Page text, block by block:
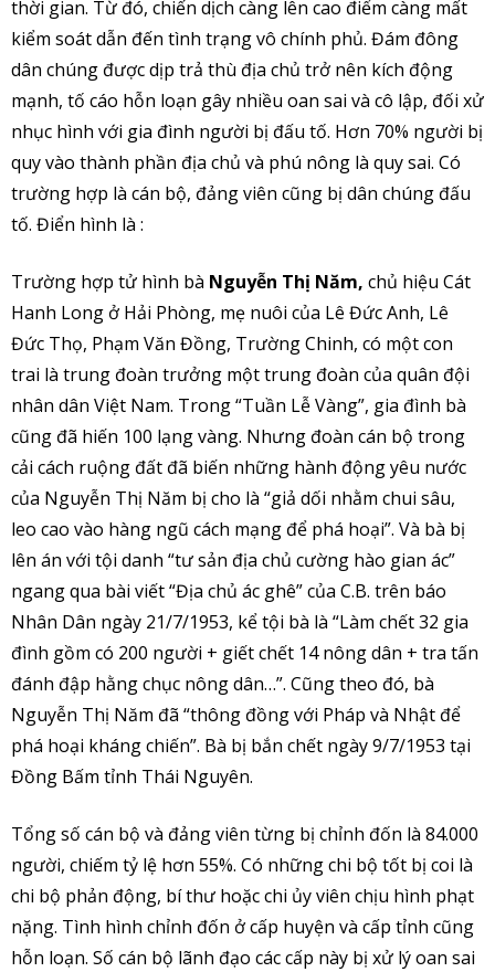
thời gian. Từ đó, chiến dịch càng lên cao điểm càng mất
kiểm soát dẫn đến tình trạng vô chính phủ. Đám đông
dân chúng được dịp trả thù địa chủ trở nên kích động
mạnh, tố cáo hỗn loạn gây nhiều oan sai và cô lập, đối xử
nhục hình với gia đình người bị đấu tố. Hơn 70% người bị
quy vào thành phần địa chủ và phú nông là quy sai. Có
trường hợp là cán bộ, đảng viên cũng bị dân chúng đấu
tố. Điển hình là :
Trường hợp tử hình bà Nguyễn Thị Năm, chủ hiệu Cát
Hanh Long ở Hải Phòng, mẹ nuôi của Lê Đức Anh, Lê
Đức Thọ, Phạm Văn Đồng, Trường Chinh, có một con
trai là trung đoàn trưởng một trung đoàn của quân đội
nhân dân Việt Nam. Trong “Tuần Lễ Vàng”, gia đình bà
cũng đã hiến 100 lạng vàng. Nhưng đoàn cán bộ trong
cải cách ruộng đất đã biến những hành động yêu nước
của Nguyễn Thị Năm bị cho là “giả dối nhằm chui sâu,
leo cao vào hàng ngũ cách mạng để phá hoại”. Và bà bị
lên án với tội danh “tư sản địa chủ cường hào gian ác”
ngang qua bài viết “Địa chủ ác ghê” của C.B. trên báo
Nhân Dân ngày 21/7/1953, kể tội bà là “Làm chết 32 gia
đình gồm có 200 người + giết chết 14 nông dân + tra tấn
đánh đập hằng chục nông dân…”. Cũng theo đó, bà
Nguyễn Thị Năm đã “thông đồng với Pháp và Nhật để
phá hoại kháng chiến”. Bà bị bắn chết ngày 9/7/1953 tại
Đồng Bấm tỉnh Thái Nguyên.
Tổng số cán bộ và đảng viên từng bị chỉnh đốn là 84.000
người, chiếm tỷ lệ hơn 55%. Có những chi bộ tốt bị coi là
chi bộ phản động, bí thư hoặc chi ủy viên chịu hình phạt
nặng. Tình hình chỉnh đốn ở cấp huyện và cấp tỉnh cũng
hỗn loạn. Số cán bộ lãnh đạo các cấp này bị xử lý oan sai